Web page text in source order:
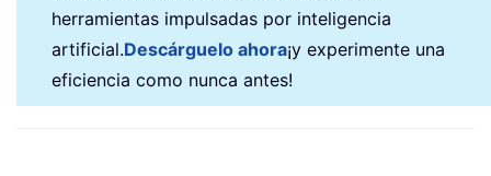
herramientas impulsadas por inteligencia
artificial.Descárguelo ahora¡y experimente una
eficiencia como nunca antes!